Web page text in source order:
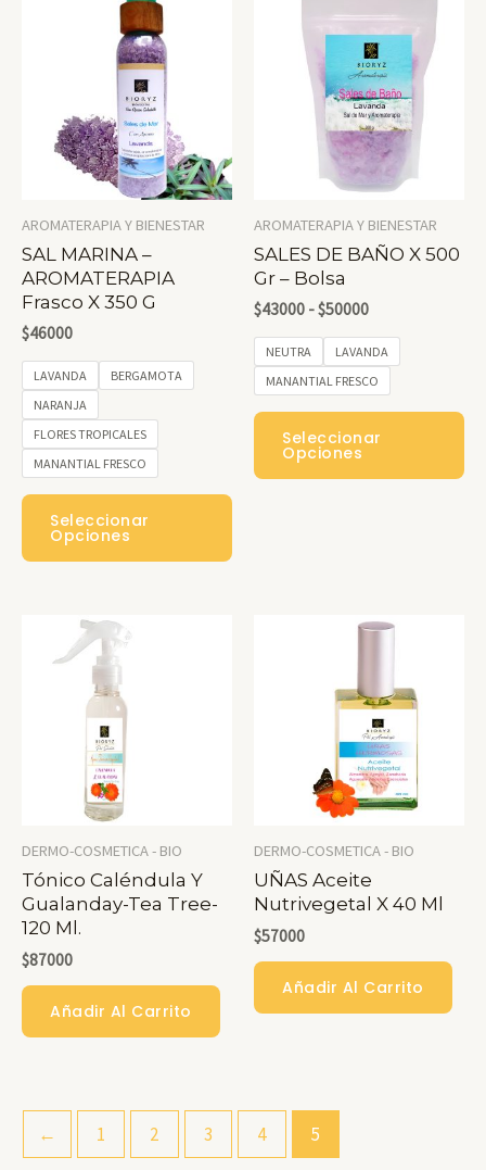
AROMATERAPIA Y BIENESTAR
SAL MARINA –
AROMATERAPIA
Frasco X 350 G
$46000
LAVANDA
BERGAMOTA
NARANJA
FLORES TROPICALES
MANANTIAL FRESCO
Seleccionar
Opciones
Este
Página
Producto
AROMATERAPIA Y BIENESTAR
SALES DE BAÑO X 500
Gr – Bolsa
$43000 -$50000Rango
Precios:
Desde
$43000
Hasta
$50000
NEUTRA
LAVANDA
MANANTIAL FRESCO
Seleccionar
Opciones
DERMO-COSMETICA - BIO
Tónico Caléndula Y
Gualanday-Tea Tree-
120 Ml.
$87000
Añadir Al Carrito
DERMO-COSMETICA - BIO
UÑAS Aceite
Nutrivegetal X 40 Ml
$57000
Añadir Al Carrito
← 1 2 3 4 5